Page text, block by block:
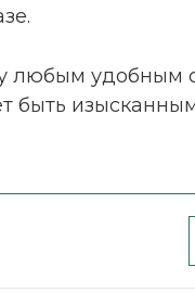
любым удобным
быть